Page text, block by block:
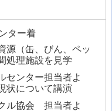
ター着
源（缶、びん、ペッ
処理施設を見学
センター担当者よ
状について講演
ル協会 担当者よ